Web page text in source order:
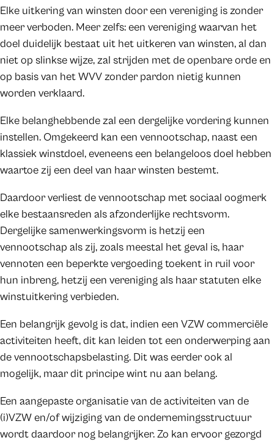
Elke uitkering van winsten door een vereniging is zonder
meer verboden. Meer zelfs: een vereniging waarvan het
doel duidelijk bestaat uit het uitkeren van winsten, al dan
niet op slinkse wijze, zal strijden met de openbare orde en
op basis van het WVV zonder pardon nietig kunnen
worden verklaard.
Elke belanghebbende zal een dergelijke vordering kunnen
instellen. Omgekeerd kan een vennootschap, naast een
klassiek winstdoel, eveneens een belangeloos doel hebben
waartoe zij een deel van haar winsten bestemt.
Daardoor verliest de vennootschap met sociaal oogmerk
elke bestaansreden als afzonderlijke rechtsvorm.
Dergelijke samenwerkingsvorm is hetzij een
vennootschap als zij, zoals meestal het geval is, haar
vennoten een beperkte vergoeding toekent in ruil voor
hun inbreng, hetzij een vereniging als haar statuten elke
winstuitkering verbieden.
Een belangrijk gevolg is dat, indien een VZW commerciële
activiteiten heeft, dit kan leiden tot een onderwerping aan
de vennootschapsbelasting. Dit was eerder ook al
mogelijk, maar dit principe wint nu aan belang.
Een aangepaste organisatie van de activiteiten van de
(i)VZW en/of wijziging van de ondernemingsstructuur
wordt daardoor nog belangrijker. Zo kan ervoor gezorgd